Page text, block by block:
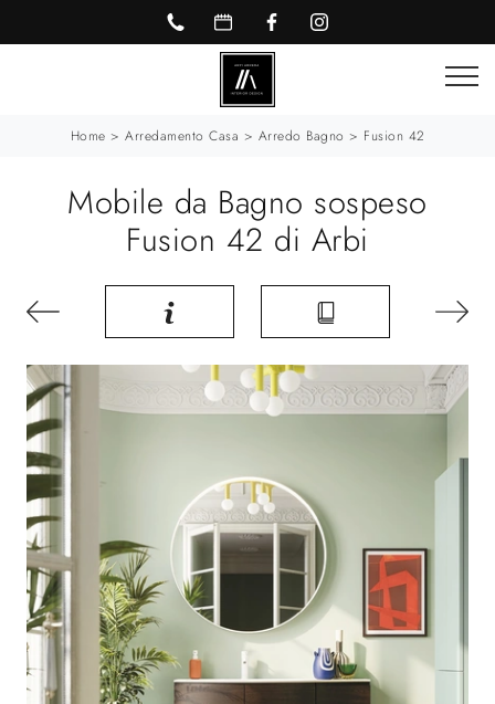
Home > Arredamento Casa > Arredo Bagno > Fusion 42
Mobile da Bagno sospeso
Fusion 42 di Arbi